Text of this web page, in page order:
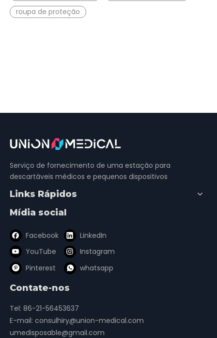
roupa de proteção
Serviço de fornecimento de uma estação para
descartáveis ​​médicos e pequenos dispositivos
Links Rápidos
Mídia social
Facebook
LinkedIn
YouTube
Instagram
Pinterest
whatsapp
Contate-nos
Tel: 86-21-56453637
E-mail: consulhiry@union-medical.com
umedisposable@gmail.com